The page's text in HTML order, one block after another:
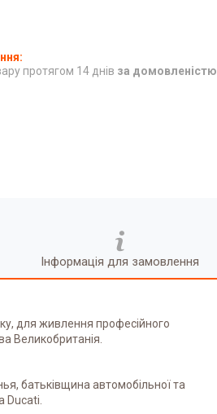
протягом 14 днів за домовленістю
Інформація для замовлення
для живлення професійного
Великобританія
батьківщина автомобільної та
Ducati.